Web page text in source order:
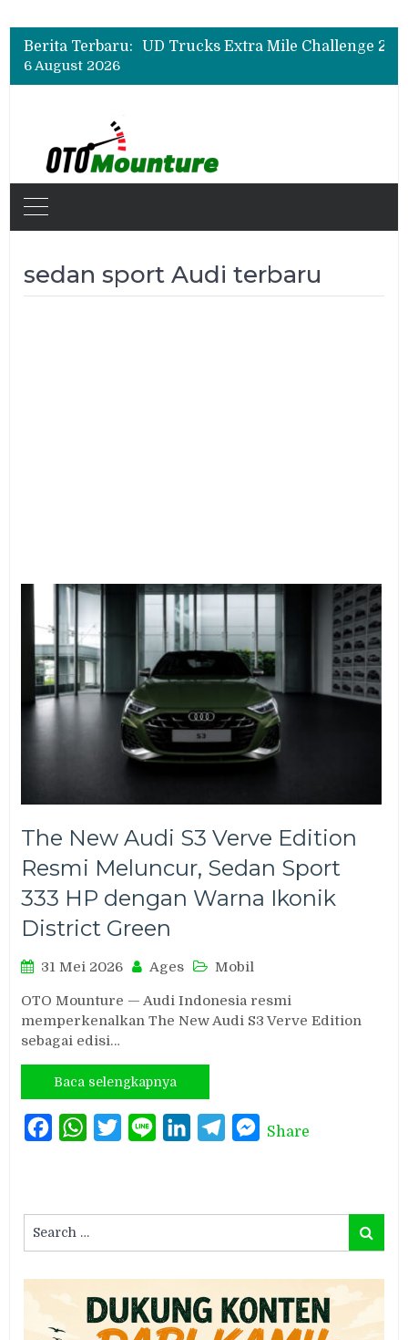
Berita Terbaru:
6 August 2026
sedan sport Audi terbaru
The New Audi S3 Verve Edition
Resmi Meluncur, Sedan Sport
333 HP dengan Warna Ikonik
District Green
31 Mei 2026 Ages Mobil
OTO Mounture — Audi Indonesia resmi
memperkenalkan The New Audi S3 Verve Edition
sebagai edisi…
Baca selengkapnya
FacebookWhatsAppTwitterLine LinkedInTelegramMessenger
Share
for:
Search